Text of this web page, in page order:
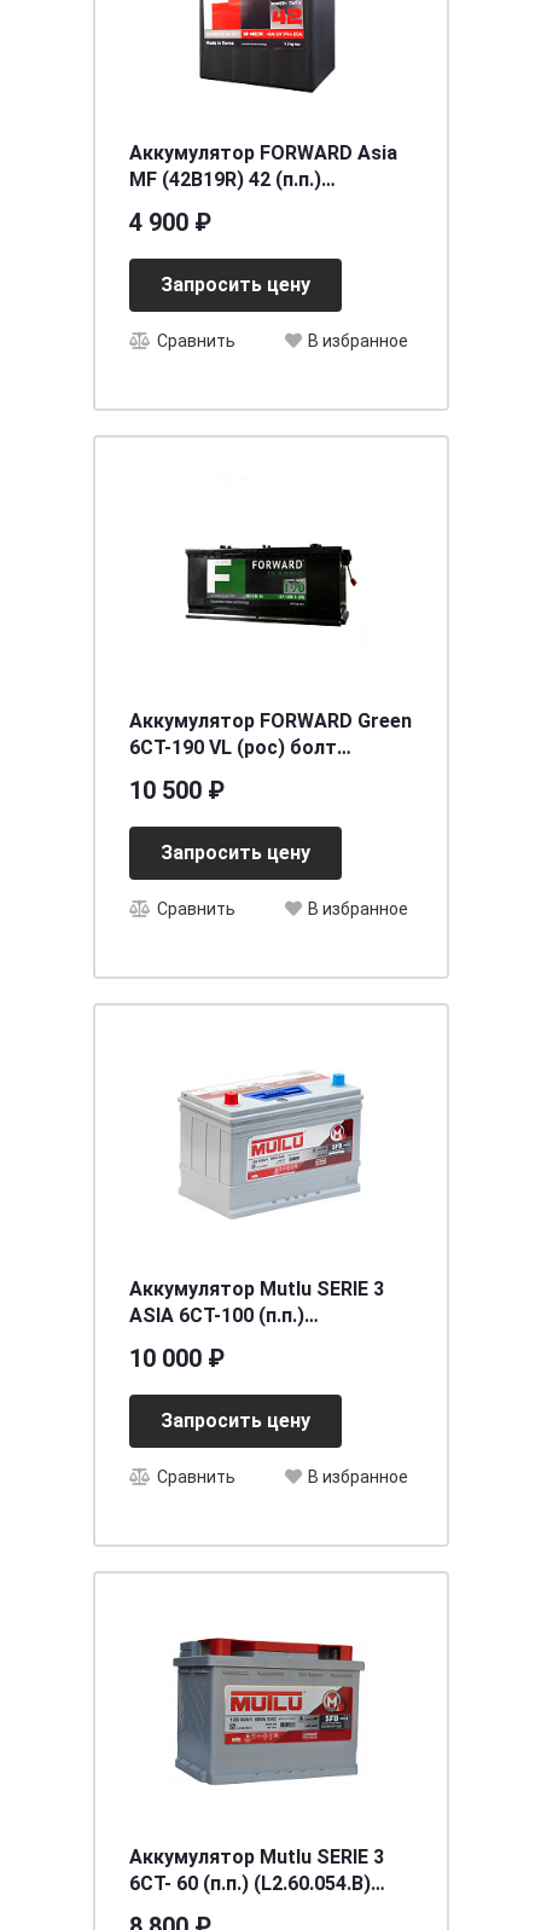
Аккумулятор FORWARD Asia
MF (42B19R) 42 (п.п.)
4 900 ₽
Запросить цену
Сравнить В избранное
Аккумулятор FORWARD Green
6СТ-190 VL (рос) болт
[B]
10 500 ₽
Запросить цену
Сравнить В избранное
Аккумулятор Mutlu SERIE 3
ASIA 6CT-100 (п.п.)
креп. [д306ш175в224/850
10 000 ₽
Запросить цену
Сравнить В избранное
Аккумулятор Mutlu SERIE 3
6CT- 60 (п.п.) (L2.60.054.B)